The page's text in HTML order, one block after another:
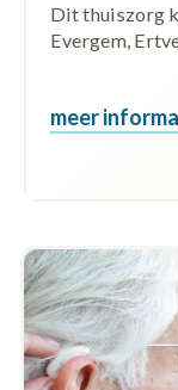
Dit thuiszorg
Evergem,
meer